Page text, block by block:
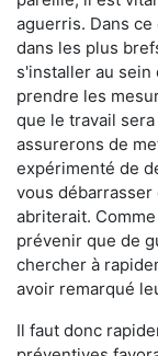
aguerris. Dans
dans les plus
s'installer au sein
prendre les
que le travail
assurerons de
expérimenté de
vous
abriterait.
prévenir que de
chercher à
avoir remarqué
Il faut donc